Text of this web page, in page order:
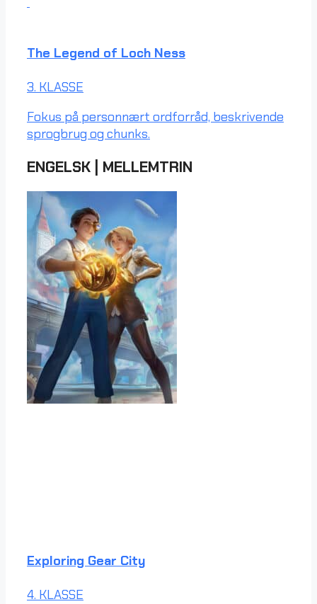
The Legend of Loch Ness
3. KLASSE
Fokus på personnært ordforråd, beskrivende
sprogbrug og chunks.
ENGELSK MELLEMTRIN
Exploring Gear City
4. KLASSE